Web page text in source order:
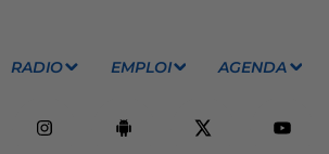
RADIO EMPLOI AGENDA